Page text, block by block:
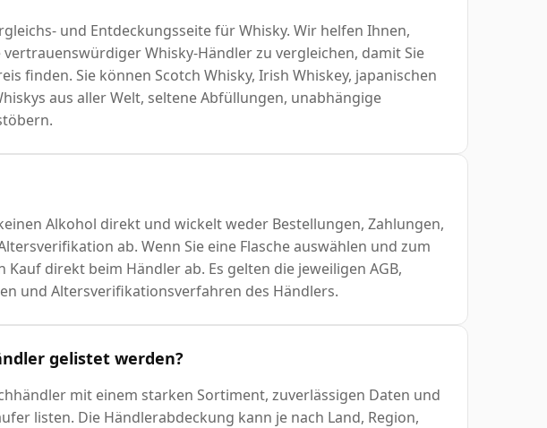
und Entdeckungsseite für Whisky. Wir helfen Ihnen,
Whisky-Händler zu vergleichen, damit Sie
finden. Sie können Scotch Whisky, Irish Whiskey, japanischen
aus aller Welt, seltene Abfüllungen, unabhängige
Alkohol direkt und wickelt weder Bestellungen, Zahlungen,
ab. Wenn Sie eine Flasche auswählen und zum
Kauf direkt beim Händler ab. Es gelten die jeweiligen AGB,
und Altersverifikationsverfahren des Händlers.
gelistet werden?
mit einem starken Sortiment, zuverlässigen Daten und
listen. Die Händlerabdeckung kann je nach Land, Region,